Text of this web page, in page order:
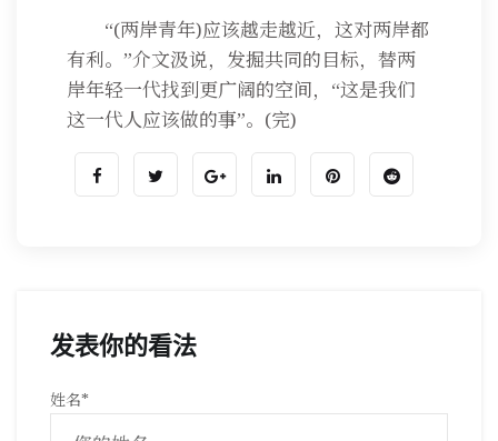
“(两岸青年)应该越走越近，这对两岸都
有利。”介文汲说，发掘共同的目标，替两
岸年轻一代找到更广阔的空间，“这是我们
这一代人应该做的事”。(完)
发表你的看法
姓名*